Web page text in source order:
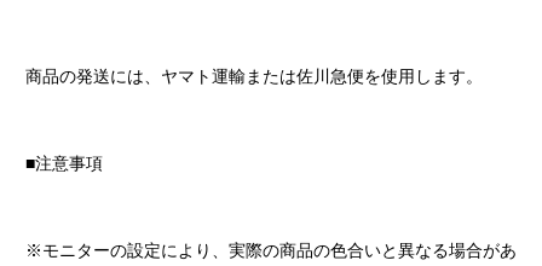
商品の発送には、ヤマト運輸または佐川急便を使用します。
■注意事項
※モニターの設定により、実際の商品の色合いと異なる場合があ